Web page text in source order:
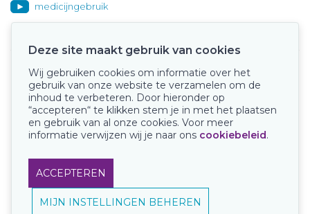
medicijngebruik
Onze keurmerken
Deze site maakt gebruik van cookies
Wij gebruiken cookies om informatie over het
gebruik van onze website te verzamelen om de
inhoud te verbeteren. Door hieronder op
“accepteren“ te klikken stem je in met het plaatsen
en gebruik van al onze cookies. Voor meer
informatie verwijzen wij je naar ons cookiebeleid.
ACCEPTEREN
MIJN INSTELLINGEN BEHEREN